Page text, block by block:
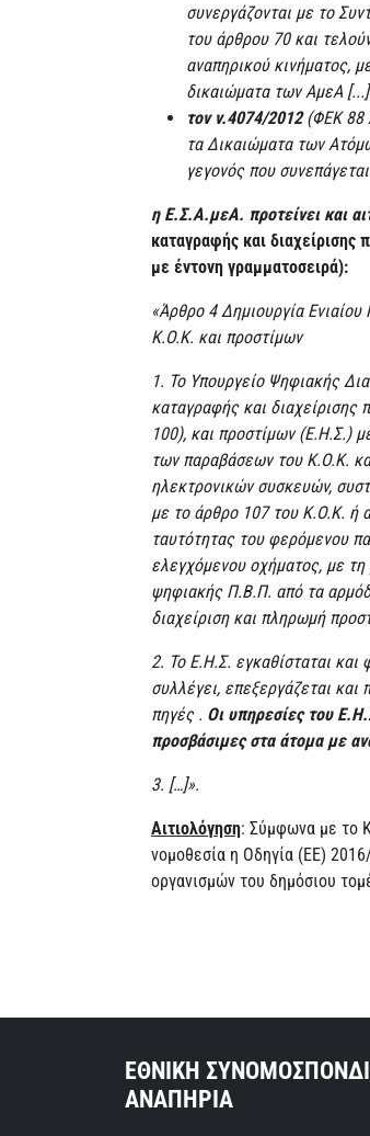
συνεργάζονται με το
του άρθρου 70 και
αναπηρικού κινήματος,
δικαιώματα των ΑμεΑ
τον ν.4074/2012(ΦΕΚ 88
τα Δικαιώματα των
γεγονός που
η Ε.Σ.Α.μεΑ. προτείνει και
καταγραφής και
με έντονη γραμματοσειρά):
«Άρθρο 4 Δημιουργία
Κ.Ο.Κ. και προστίμων
1. Το Υπουργείο Ψηφιακής
καταγραφής και
100), και προστίμων (Ε.Η.Σ.)
των παραβάσεων του Κ.Ο.Κ.
ηλεκτρονικών συσκευών,
με το άρθρο 107 του Κ.Ο.Κ. ή
ταυτότητας του φερόμενου
ελεγχόμενου οχήματος, με
ψηφιακής Π.Β.Π. από τα
διαχείριση και πληρωμή
2. Το Ε.Η.Σ. εγκαθίσταται και
συλλέγει, επεξεργάζεται
πηγές . Οι υπηρεσίες του
προσβάσιμες στα άτομα με
3. […]».
Αιτιολόγηση: Σύμφωνα με το
νομοθεσία η Οδηγία (ΕΕ)
οργανισμών του δημόσιου
ΕΘΝΙΚΗ
ΑΝΑΠΗΡΙΑ